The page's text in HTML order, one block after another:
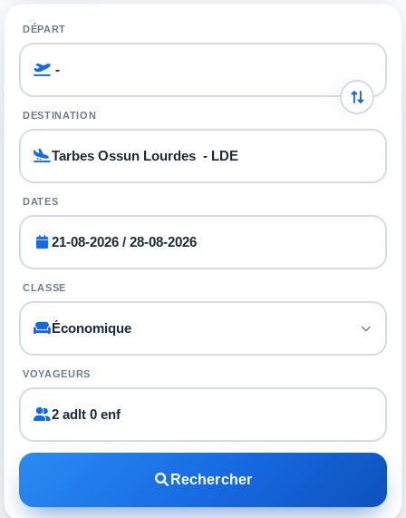
DÉPART
DESTINATION
DATES
CLASSE
VOYAGEURS
2 adlt 0 enf
Rechercher